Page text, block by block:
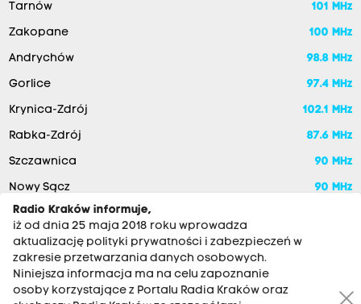
Tarnów 101 MHz
Zakopane 100 MHz
Andrychów 98.8 MHz
Gorlice 97.4 MHz
Krynica-Zdrój 102.1 MHz
Rabka-Zdrój 87.6 MHz
Szczawnica 90 MHz
Nowy Sącz
90 MHz
Radio Kraków informuje,
iż od dnia 25 maja 2018 roku wprowadza
aktualizację polityki prywatności i zabezpieczeń w
zakresie przetwarzania danych osobowych.
Niniejsza informacja ma na celu zapoznanie
osoby korzystające z Portalu Radia Kraków oraz